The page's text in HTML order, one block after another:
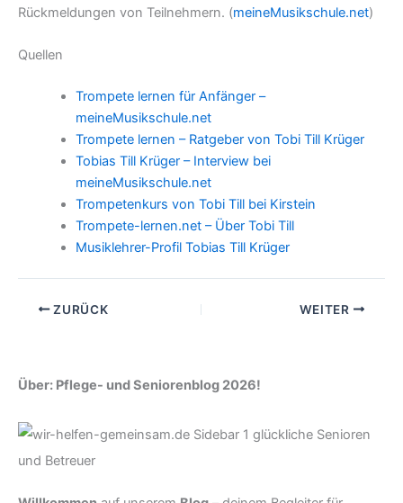
Rückmeldungen von Teilnehmern. (meineMusikschule.net)
Quellen
Trompete lernen für Anfänger –
meineMusikschule.net
Trompete lernen – Ratgeber von Tobi Till Krüger
Tobias Till Krüger – Interview bei
meineMusikschule.net
Trompetenkurs von Tobi Till bei Kirstein
Trompete-lernen.net – Über Tobi Till
Musiklehrer-Profil Tobias Till Krüger
ZURÜCK WEITER
Über: Pflege- und Seniorenblog 2026!